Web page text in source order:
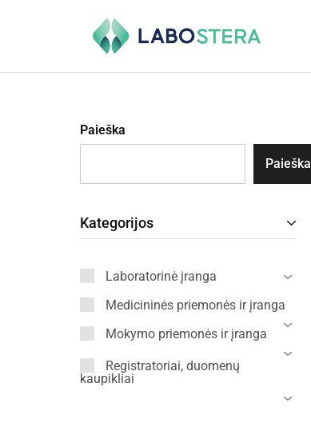
Labostera
Laboratorinė
Paieška
Paieška
Kategorijos
Laboratorinė įranga
Medicininės priemonės ir įranga
Mokymo priemonės ir įranga
Registratoriai, duomenų
kaupikliai